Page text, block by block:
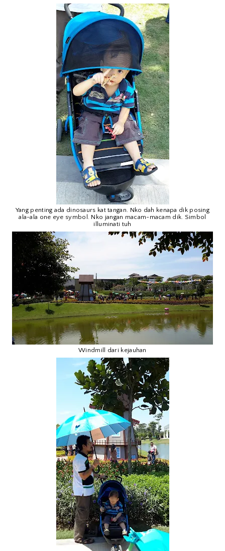
Yang penting ada dinosaurs kat tangan. Nko dah kenapa dik posing
ala-ala one eye symbol. Nko jangan macam-macam dik. Simbol
illuminati tuh
Windmill dari kejauhan